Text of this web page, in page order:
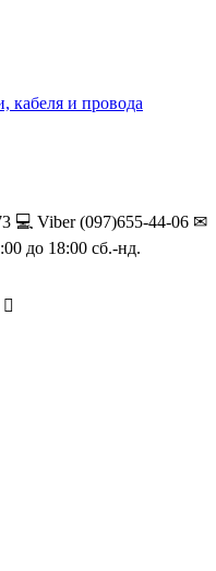
💻 Viber (097)655-44-06 ✉
до 18:00 сб.-нд.